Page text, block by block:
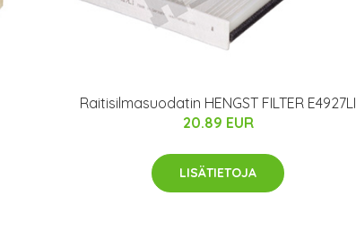
Raitisilmasuodatin HENGST FILTER E4927LI
20.89 EUR
LISÄTIETOJA